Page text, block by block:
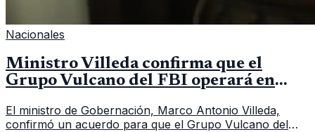
Nacionales
Ministro Villeda confirma que el
Grupo Vulcano del FBI operará en
El ministro de Gobernación, Marco Antonio Villeda,
confirmó un acuerdo para que el Grupo Vulcano del